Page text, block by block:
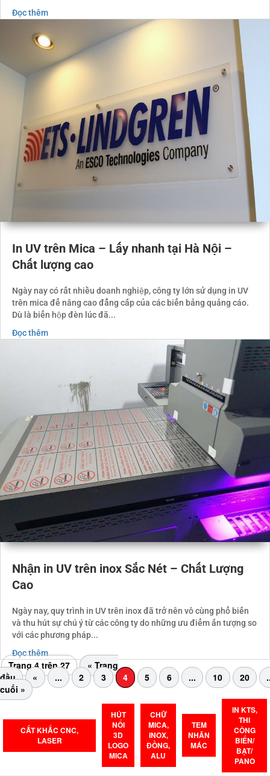
Đọc thêm
In UV trên Mica – Lấy nhanh tại Hà Nội –
Chất lượng cao
Ngày nay có rất nhiều doanh nghiệp, công ty lớn sử dụng in UV
trên mica để nâng cao đẳng cấp của các biển bảng quảng cáo.
Dù là biển hộp đèn lúc đã...
Đọc thêm
Nhận in UV trên inox Sắc Nét – Chất Lượng
Cao
Ngày nay, quy trình in UV trên inox đã trở nên vô cùng phổ biến
và thu hút sự chú ý từ các công ty do những ưu điểm ấn tượng so
với các phương pháp...
Đọc thêm
Trang 4 trên 27
« Trang
đầu
« ... 2 3 4 5 6 ... 10 20
cuối »
CẮT KHẮC CNC,
LASER
HÚT
NỔI
3D
LOGO
MICA
CHỮ
MICA,
INOX,
ĐỒNG,
ALU
TEM
NHÃN
MÁC
IN KTS,
THI
CÔNG
BIỂN/
BẠT/
PANO